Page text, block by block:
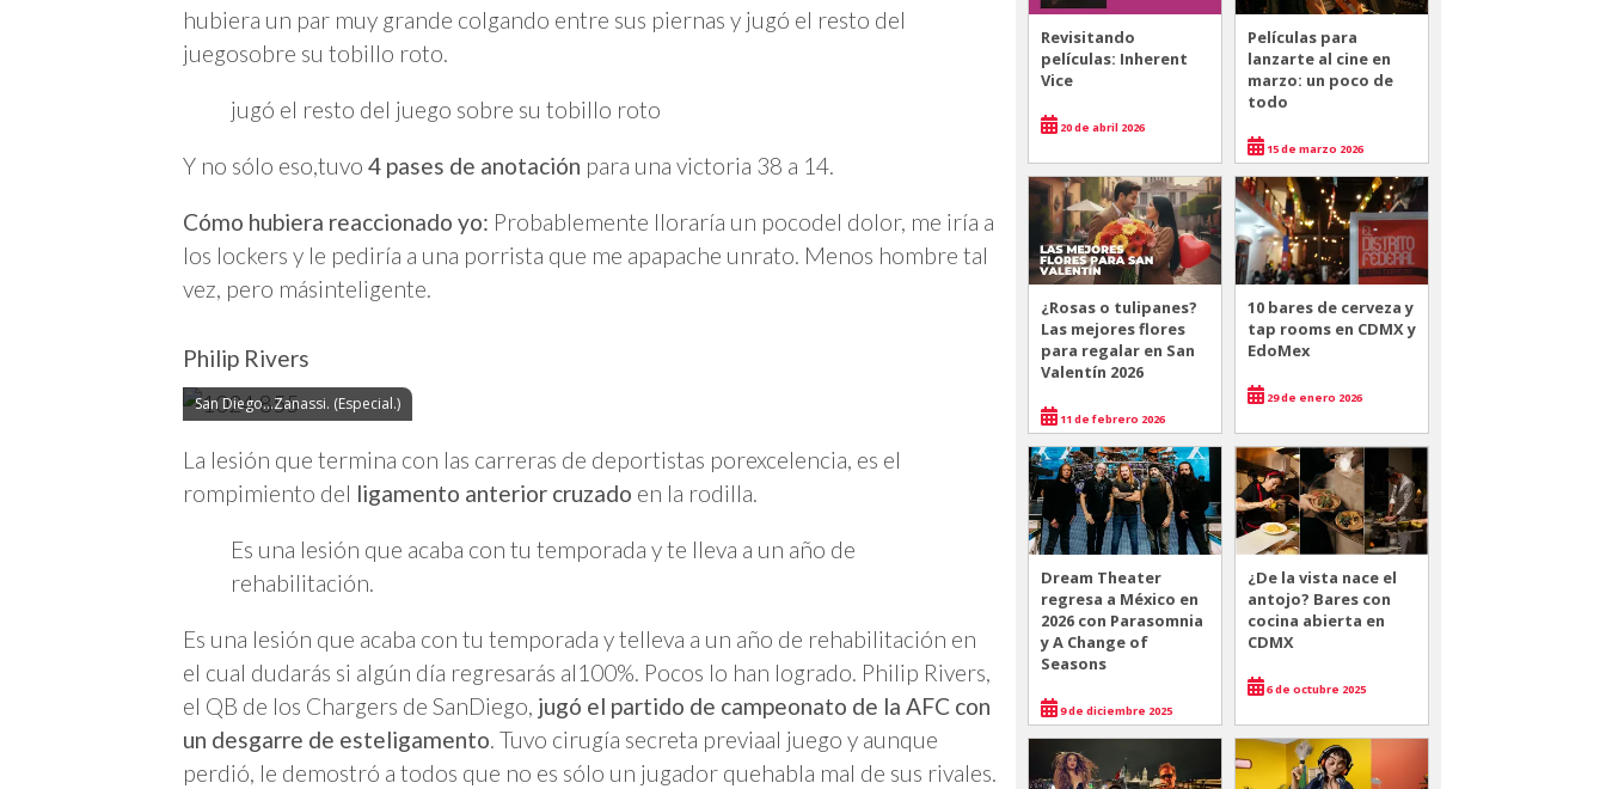
hubiera un par muy grande colgando entre sus piernas y jugó el resto del
juegosobre su tobillo roto.
jugó el resto del juego sobre su tobillo roto
Y no sólo eso,tuvo 4 pases de anotación para una victoria 38 a 14.
Cómo hubiera reaccionado yo: Probablemente lloraría un pocodel dolor, me iría a
los lockers y le pediría a una porrista que me apapache unrato. Menos hombre tal
vez, pero másinteligente.
Philip Rivers
San Diego…Zanassi. (Especial.)
La lesión que termina con las carreras de deportistas porexcelencia, es el
rompimiento del ligamento anterior cruzado en la rodilla.
Es una lesión que acaba con tu temporada y te lleva a un año de
rehabilitación.
Es una lesión que acaba con tu temporada y telleva a un año de rehabilitación en
el cual dudarás si algún día regresarás al100%. Pocos lo han logrado. Philip Rivers,
el QB de los Chargers de SanDiego, jugó el partido de campeonato de la AFC con
un desgarre de esteligamento. Tuvo cirugía secreta previaal juego y aunque
perdió, le demostró a todos que no es sólo un jugador quehabla mal de sus rivales.
Revisitando
películas: Inherent
Vice
20 de abril 2026
Películas para
lanzarte al cine en
marzo: un poco de
todo
15 de marzo 2026
¿Rosas o tulipanes?
Las mejores flores
para regalar en San
Valentín 2026
11 de febrero 2026
10 bares de cerveza y
tap rooms en CDMX y
EdoMex
29 de enero 2026
Dream Theater
regresa a México en
2026 con Parasomnia
y A Change of
Seasons
9 de diciembre 2025
¿De la vista nace el
antojo? Bares con
cocina abierta en
CDMX
6 de octubre 2025